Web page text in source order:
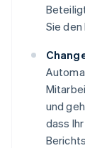
Sie
und
dass